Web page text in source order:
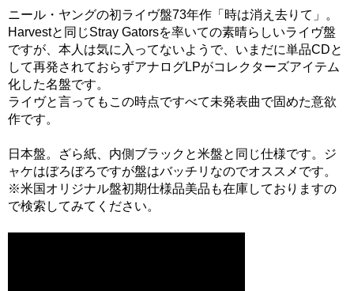
ニール・ヤングの初ライヴ盤73年作「時は消え去りて」。
Harvestと同じStray Gatorsを率いての素晴らしいライヴ盤
ですが、本人は気に入ってないようで、いまだに単品CDと
して再発されておらずアナログLPがコレクターズアイテム
化した名盤です。
ライヴと言ってもこの時点ですべて未発表曲で固めた意欲
作です。
日本盤。ざら紙、内側ブラックと米盤と同じ仕様です。ジ
ャケはぼろぼろですが盤はバッチリなのでオススメです。
※米国オリジナル盤初期仕様品美品も在庫しておりますの
で検索してみてください。